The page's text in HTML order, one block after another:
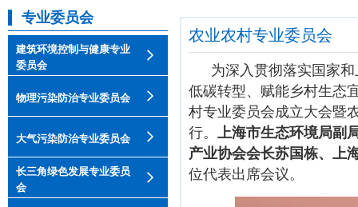
专业委员会
建筑环境控制与健康专业
委员会
物理污染防治专业委员会
大气污染防治专业委员会
长三角绿色发展专业委员
会
农业农村专业委员会
为深入贯彻落实国家
低碳转型、赋能乡村生态
村专业委员会成立大会暨
行。 上海市生态环境局副
产业协会会长苏国栋、上
位代表出席会议。